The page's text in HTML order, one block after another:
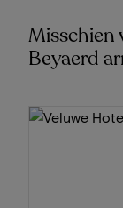
Misschien
Beyaerd